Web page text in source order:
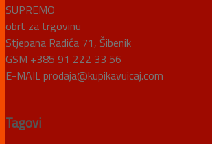
SUPREMO
obrt za trgovinu
Stjepana Radića 71, Šibenik
GSM +385 91 222 33 56
E-MAIL prodaja@kupikavuicaj.com
Tagovi